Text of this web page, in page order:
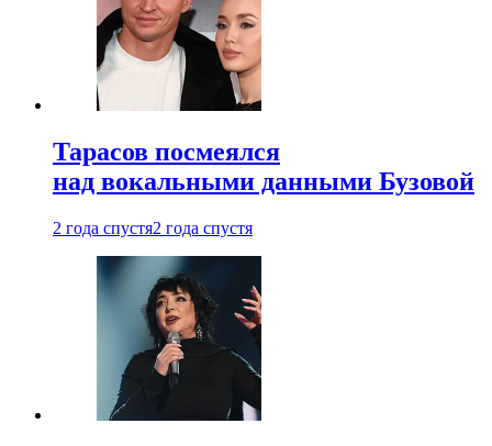
Тарасов посмеялся
над вокальными данными Бузовой
2 года спустя2 года спустя